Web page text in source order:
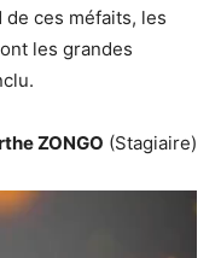
ces méfaits, les
les grandes
ZONGO (Stagiaire)